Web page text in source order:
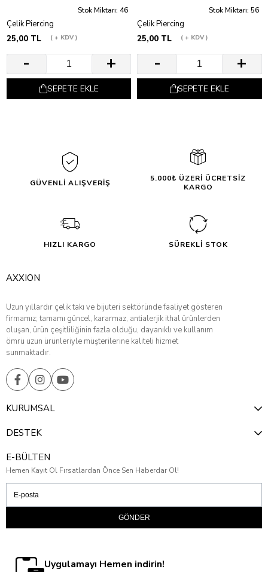
Stok Miktarı: 46
Çelik Piercing
25,00 TL
+ KDV
SEPETE EKLE
Stok Miktarı: 56
Çelik Piercing
25,00 TL
+ KDV
SEPETE EKLE
GÜVENLİ ALIŞVERİŞ
5.000₺ ÜZERİ ÜCRETSİZ
KARGO
HIZLI KARGO SÜREKLİ STOK
AXXION
Uzun yıllardır çelik takı ve bijuteri sektöründe faaliyet gösteren
firmamız; tamamı güncel, kararmaz, antialerjik ithal ürünlerden
oluşan, ürün çeşitliliğinin fazla olduğu, dayanıklı ve kullanım
ömrü uzun ürünleriyle müşterilerine kaliteli hizmet
sunmaktadır.
KURUMSAL
DESTEK
E-BÜLTEN
Hemen Kayıt Ol Fırsatlardan Önce Sen Haberdar Ol!
GÖNDER
Uygulamayı Hemen indirin!